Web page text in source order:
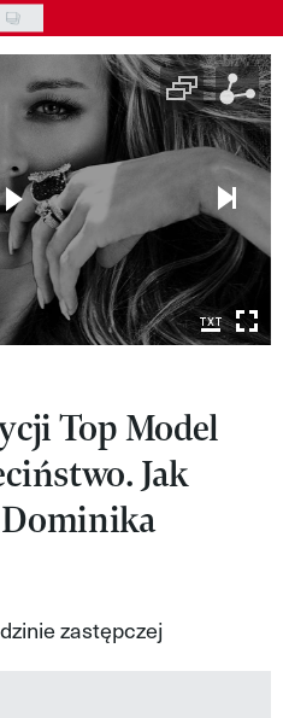
Top Model
Jak
Dominika
zastępczej